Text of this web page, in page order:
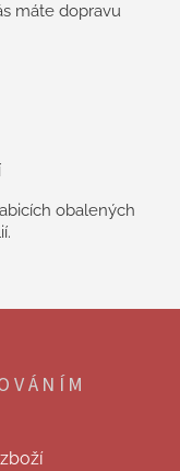
máte dopravu
obalených